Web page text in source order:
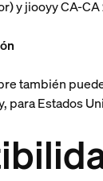
y jiooyy CA-
también
para Estados